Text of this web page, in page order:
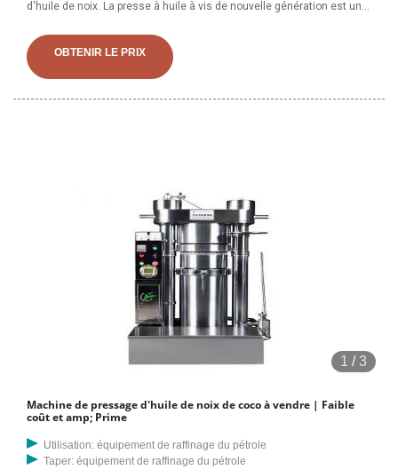
d'huile de noix. La presse à huile à vis de nouvelle génération est une
l'huile des graines et noyaux à des fins comestibles.La presse à huile
de la série CRS est une machine avancée de traitement des graines
OBTENIR LE PRIX
1 /3
Machine de pressage d'huile de noix de coco à vendre | Faible
coût et amp; Prime
Utilisation: équipement de raffinage du pétrole
Taper: équipement de raffinage du pétrole